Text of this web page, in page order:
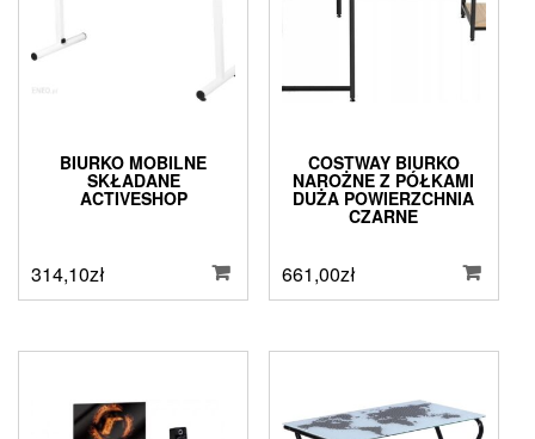
BIURKO MOBILNE
SKŁADANE
ACTIVESHOP
314,10zł
COSTWAY BIURKO
NAROŻNE Z PÓŁKAMI
DUŻA POWIERZCHNIA
CZARNE
661,00zł